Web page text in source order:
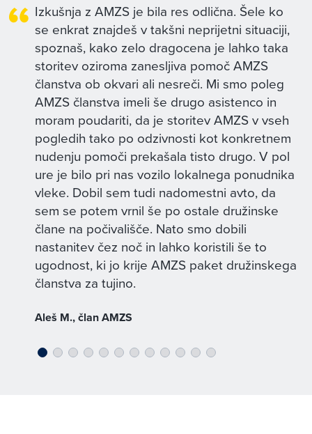
Izkušnja z AMZS je bila res odlična. Šele ko
se enkrat znajdeš v takšni neprijetni situaciji,
spoznaš, kako zelo dragocena je lahko taka
storitev oziroma zanesljiva pomoč AMZS
članstva ob okvari ali nesreči. Mi smo poleg
AMZS članstva imeli še drugo asistenco in
moram poudariti, da je storitev AMZS v vseh
pogledih tako po odzivnosti kot konkretnem
nudenju pomoči prekašala tisto drugo. V pol
ure je bilo pri nas vozilo lokalnega ponudnika
vleke. Dobil sem tudi nadomestni avto, da
sem se potem vrnil še po ostale družinske
člane na počivališče. Nato smo dobili
nastanitev čez noč in lahko koristili še to
ugodnost, ki jo krije AMZS paket družinskega
članstva za tujino.
Aleš M., član AMZS